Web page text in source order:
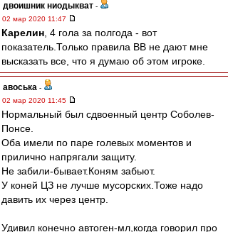
двоишник ниодыкват -
02 мар 2020 11:47
Карелин , 4 гола за полгода - вот
показатель.Только правила ВВ не дают мне
высказать все, что я думаю об этом игроке.
авоська -
02 мар 2020 11:45
Нормальный был сдвоенный центр Соболев-
Понсе.
Оба имели по паре голевых моментов и
прилично напрягали защиту.
Не забили-бывает.Коням забьют.
У коней ЦЗ не лучше мусорских.Тоже надо
давить их через центр.
Удивил конечно автоген-мл,когда говорил про